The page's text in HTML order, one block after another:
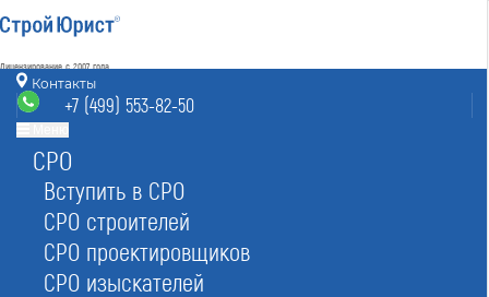
Лицензирование с 2007 года
4.93
Наш рейтинг
80отзывов
8 (800) 700-15-25
без выходных 7:00-20:00
+7 (499) 553-82-50
Москва, ст. м.«Баррикадная»,
ул. Большая Грузинская 12, строение 2, офис 9
Контакты
+7 (499) 553-82-50
СРО
Вступить в СРО
СРО строителей
СРО проектировщиков
СРО изыскателей